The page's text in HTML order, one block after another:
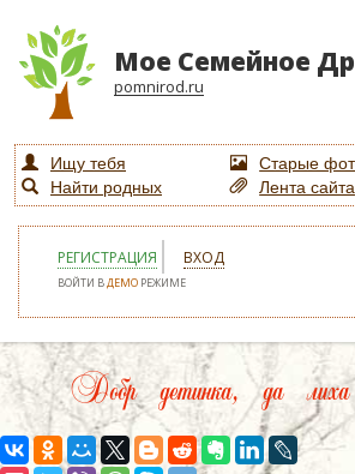
Мое Семейное
pomnirod.ru
Ищу тебя
Старые
Найти родных
Лента сайта
РЕГИСТРАЦИЯ ВХОД
ВОЙТИ ВДЕМО РЕЖИМЕ
Добр детинка, да лиха